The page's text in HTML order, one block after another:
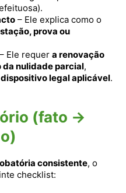
– Ele explica como o
prova ou
– Ele requer a renovação
nulidade parcial,
dispositivo legal aplicável.
(fato →
consistente, o
checklist: